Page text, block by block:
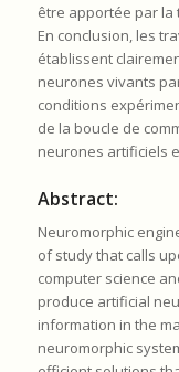
être apportée par la
En conclusion, les
établissent
neurones vivants
conditions
de la boucle de
neurones artificiels
Abstract:
Neuromorphic
of study that calls
computer science
produce artificial
information in the
neuromorphic